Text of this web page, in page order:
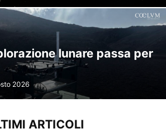
lunare passa per
2026
ARTICOLI